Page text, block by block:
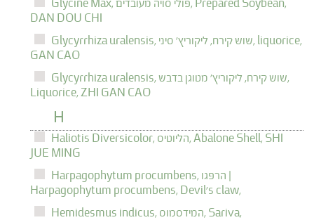
Glycine Max,
פולי סויה מעובדים, Prepared Soybean,
DAN DOU CHI
Glycyrrhiza uralensis,
שוש קירח, ליקוריץ' סיני, liquorice,
GAN CAO
Glycyrrhiza uralensis,
שוש קירח, ליקוריץ' מטוגן בדבש,
Liquorice, ZHI GAN CAO
H
Haliotis Diversicolor, הליוטיס, Abalone Shell, SHI
JUE MING
Harpagophytum procumbens, הרפגו |
Harpagophytum procumbens, Devil's claw,
Hemidesmus indicus,
המידסמוס, Sariva,